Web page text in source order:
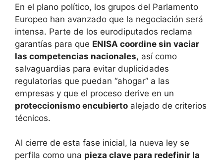
En el plano político, los grupos del Parlamento
Europeo han avanzado que la negociación será
intensa. Parte de los eurodiputados reclama
garantías para que ENISA coordine sin vaciar
las competencias nacionales, así como
salvaguardias para evitar duplicidades
regulatorias que puedan “ahogar” a las
empresas y que el proceso derive en un
proteccionismo encubierto alejado de criterios
técnicos.
Al cierre de esta fase inicial, la nueva ley se
perfila como una pieza clave para redefinir la